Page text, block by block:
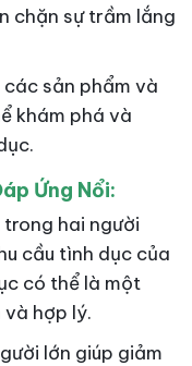
chặn sự trầm lắng
sản phẩm và
khám phá và
Ứng Nổi:
hai người
cầu tình dục của
có thể là một
hợp lý.
lớn giúp giảm